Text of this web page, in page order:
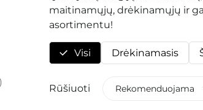
maitinamųjų, drėkinamųjų ir
asortimentu!
Visi Drėkinamasis
Rūšiuoti Rekomenduojama